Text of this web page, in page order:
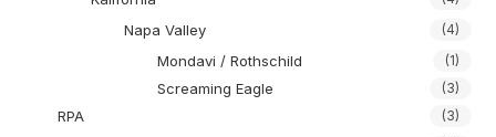
Napa Valley (4)
Mondavi / Rothschild (1)
Screaming Eagle (3)
RPA (3)